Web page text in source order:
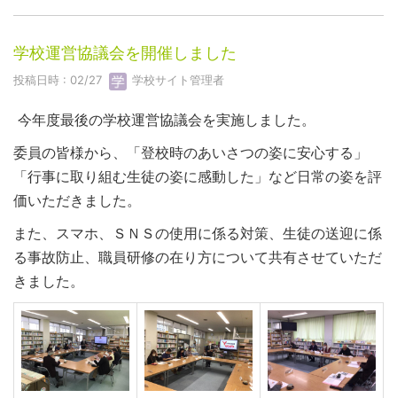
学校運営協議会を開催しました
投稿日時 : 02/27 学校サイト管理者
今年度最後の学校運営協議会を実施しました。
委員の皆様から、「登校時のあいさつの姿に安心する」
「行事に取り組む生徒の姿に感動した」など日常の姿を評
価いただきました。
また、スマホ、ＳＮＳの使用に係る対策、生徒の送迎に係
る事故防止、職員研修の在り方について共有させていただ
きました。